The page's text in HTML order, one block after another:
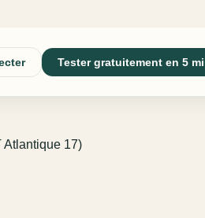
Tester gratuitement en 5
Atlantique 17)